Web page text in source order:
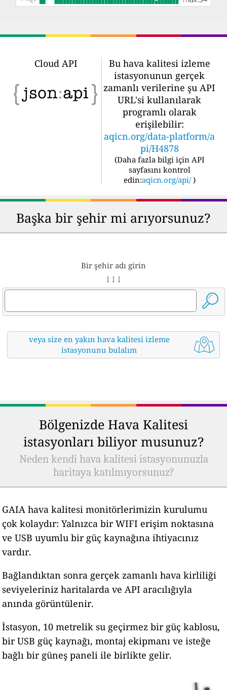
Cloud API
Bu hava kalitesi izleme
istasyonunun gerçek
zamanlı verilerine şu API
URL'si kullanılarak
programlı olarak
erişilebilir:
aqicn.org/data-platform/a
pi/H4878
(Daha fazla bilgi için API
sayfasını kontrol
edin:aqicn.org/api/ )
Başka bir şehir mi arıyorsunuz?
Bir şehir adı girin
↓ ↓ ↓
veya size en yakın hava kalitesi izleme
istasyonunu bulalım
Bölgenizde Hava Kalitesi
istasyonları biliyor musunuz?
Neden kendi hava kalitesi istasyonunuzla
haritaya katılmıyorsunuz?
GAIA hava kalitesi monitörlerimizin kurulumu
çok kolaydır: Yalnızca bir WIFI erişim noktasına
ve USB uyumlu bir güç kaynağına ihtiyacınız
vardır.
Bağlandıktan sonra gerçek zamanlı hava kirliliği
seviyeleriniz haritalarda ve API aracılığıyla
anında görüntülenir.
İstasyon, 10 metrelik su geçirmez bir güç kablosu,
bir USB güç kaynağı, montaj ekipmanı ve isteğe
bağlı bir güneş paneli ile birlikte gelir.